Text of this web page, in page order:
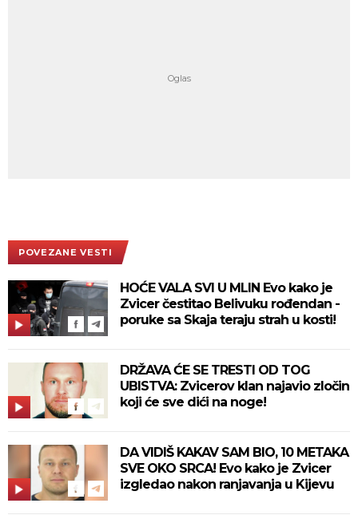
POVEZANE VESTI
HOĆE VALA SVI U MLIN Evo kako je
Zvicer čestitao Belivuku rođendan -
poruke sa Skaja teraju strah u kosti!
DRŽAVA ĆE SE TRESTI OD TOG
UBISTVA: Zvicerov klan najavio zločin
koji će sve dići na noge!
DA VIDIŠ KAKAV SAM BIO, 10 METAKA
SVE OKO SRCA! Evo kako je Zvicer
izgledao nakon ranjavanja u Kijevu